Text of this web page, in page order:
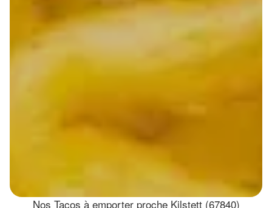
Nos Tacos à emporter proche Kilstett (67840)